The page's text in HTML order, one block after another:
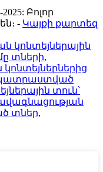
Բոլոր
- Կայքի քարտեզ
կոնտեյներային
տների,
տուն՝
տներ,